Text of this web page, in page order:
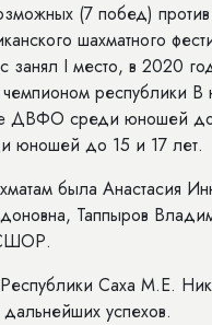
(7 побед)
шахматного
I место, в 2020
республики
ДВФО среди юношей
юношей до 15 и 17 лет.
была Анастасия
Таппыров
Саха М.Е.
успехов.